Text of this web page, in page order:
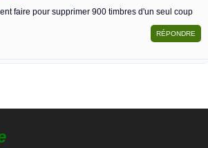
faire pour supprimer 900 timbres d'un seul coup